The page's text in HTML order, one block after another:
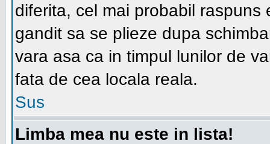
diferita, cel mai probabil
gandit sa se plieze dupa
vara asa ca in timpul lunilor de
fata de cea locala reala.
Sus
Limba mea nu este in lista!